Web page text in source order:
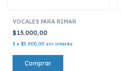
VOCALES PARA RIMAR
$15.000,00
3 x $5.000,00 sin interés